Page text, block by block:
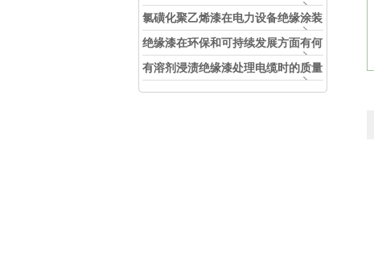
看如何选择
氯磺化聚乙烯漆在电力设备绝缘涂装
中的实际应用效果
绝缘漆在环保和可持续发展方面有何
考虑？
有溶剂浸渍绝缘漆处理电缆时的质量
和安全性考虑因素